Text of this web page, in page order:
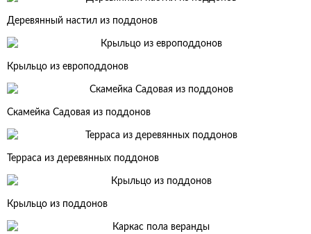
Деревянный настил из поддонов
Крыльцо из европоддонов
Скамейка Садовая из поддонов
Терраса из деревянных поддонов
Крыльцо из поддонов